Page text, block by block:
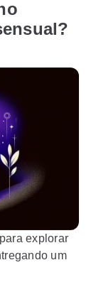
explorar
um